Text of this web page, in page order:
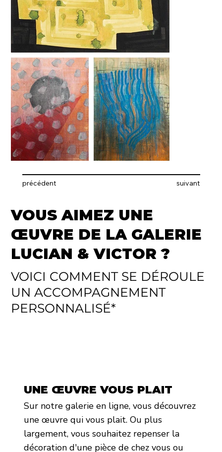
précédent suivant
VOUS AIMEZ UNE
ŒUVRE DE LA GALERIE
LUCIAN & VICTOR ?
VOICI COMMENT SE DÉROULE
UN ACCOMPAGNEMENT
PERSONNALISÉ*
UNE ŒUVRE VOUS PLAIT
Sur notre galerie en ligne, vous découvrez
une œuvre qui vous plait. Ou plus
largement, vous souhaitez repenser la
décoration d'une pièce de chez vous ou